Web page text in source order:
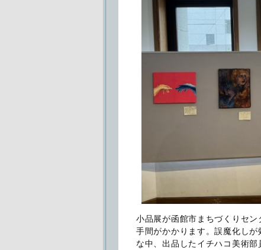
小品展が函館市まちづくりセ
手間がかかります。誤魔化し
な中、出品したイチハコ美術部